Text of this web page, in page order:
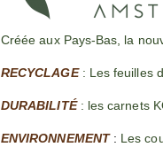
Créée aux Pays-Bas, la
RECYCLAGE: Les feuilles
DURABILITÉ: les carnets
ENVIRONNEMENT: Les